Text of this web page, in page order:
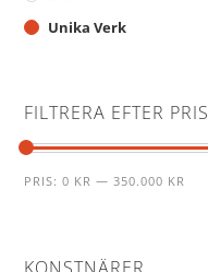
Unika Verk
FILTRERA EFTER PRIS
PRIS:0 KR — 350.000 KR